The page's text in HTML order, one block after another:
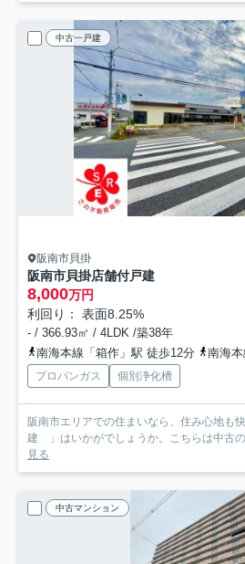
中古一戸建
阪南市貝掛
阪南市貝掛店舗付戸建
8,000万円
利回り： 表面8.25%
- / 366.93㎡ / 4LDK /築38年
南海本線「箱作」駅 徒歩12分
南海本
プロパンガス 個別浄化槽
阪南市エリアでの住まいなら、住み心地も
建 」はいかがでしょうか。こちらは中古
見る
中古マンション